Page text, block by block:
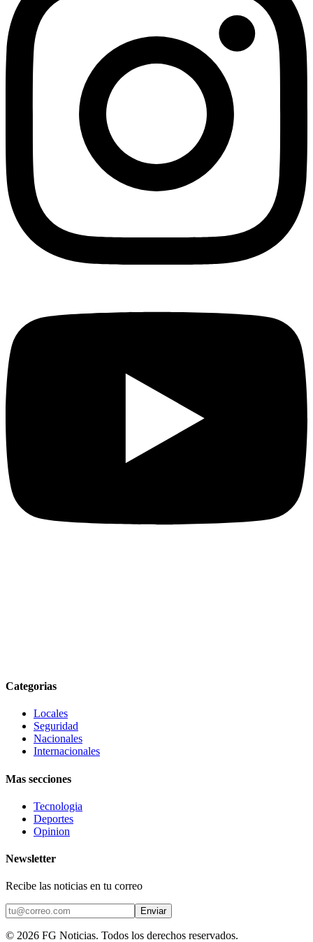
Categorias
Locales
Seguridad
Nacionales
Internacionales
Mas secciones
Tecnologia
Deportes
Opinion
Newsletter
Recibe las noticias en tu correo
Enviar
© 2026 FG Noticias. Todos los derechos reservados.